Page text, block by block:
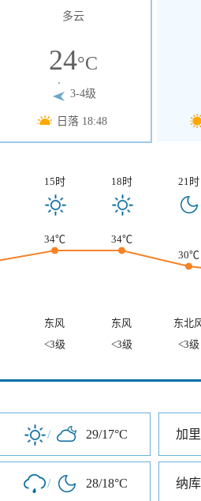
多云
24°C
3-4级
日落 18:48
15时 18时 21时
34℃
34℃
30℃
东风 东风
东北
<3级 <3级 <3级
/ 29/17°C 加
/ 28/18°C 纳